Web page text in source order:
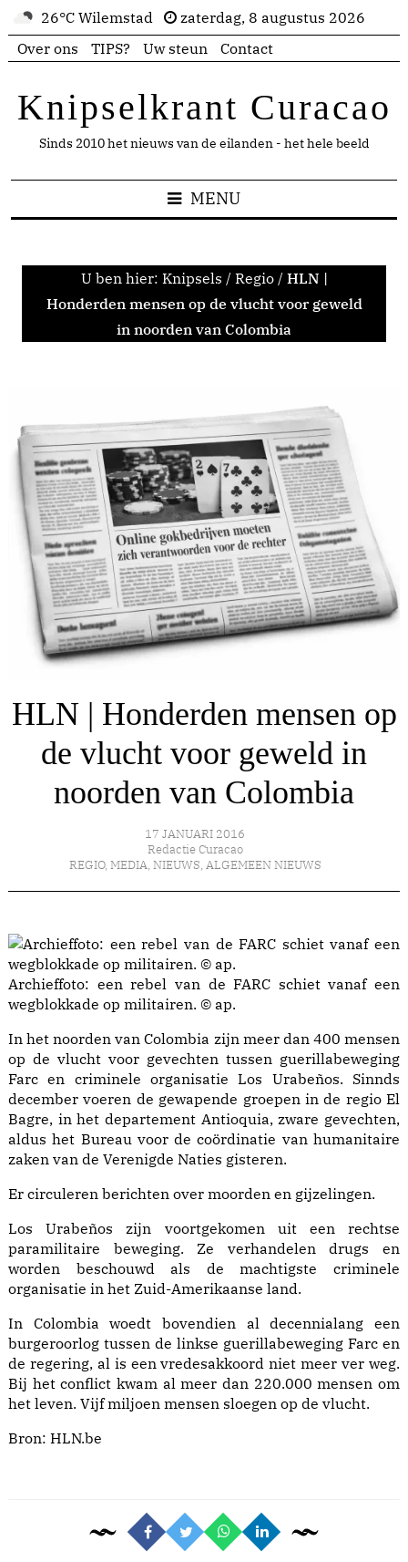
26°C Wilemstad
zaterdag, 8 augustus 2026
Over ons
TIPS? Uw steun Contact
Knipselkrant Curacao
Sinds 2010 het nieuws van de eilanden - het hele beeld
MENU
U ben hier: Knipsels / Regio / HLN |
Honderden mensen op de vlucht voor geweld
in noorden van Colombia
HLN | Honderden mensen op
de vlucht voor geweld in
noorden van Colombia
17 JANUARI 2016
Redactie Curacao
REGIO, MEDIA, NIEUWS, ALGEMEEN NIEUWS
Archieffoto: een rebel van de FARC schiet vanaf een
wegblokkade op militairen. © ap.
In het noorden van Colombia zijn meer dan 400 mensen
op de vlucht voor gevechten tussen guerillabeweging
Farc en criminele organisatie Los Urabeños. Sinnds
december voeren de gewapende groepen in de regio El
Bagre, in het departement Antioquia, zware gevechten,
aldus het Bureau voor de coördinatie van humanitaire
zaken van de Verenigde Naties gisteren.
Er circuleren berichten over moorden en gijzelingen.
Los Urabeños zijn voortgekomen uit een rechtse
paramilitaire beweging. Ze verhandelen drugs en
worden beschouwd als de machtigste criminele
organisatie in het Zuid-Amerikaanse land.
In Colombia woedt bovendien al decennialang een
burgeroorlog tussen de linkse guerillabeweging Farc en
de regering, al is een vredesakkoord niet meer ver weg.
Bij het conflict kwam al meer dan 220.000 mensen om
het leven. Vijf miljoen mensen sloegen op de vlucht.
Bron: HLN.be